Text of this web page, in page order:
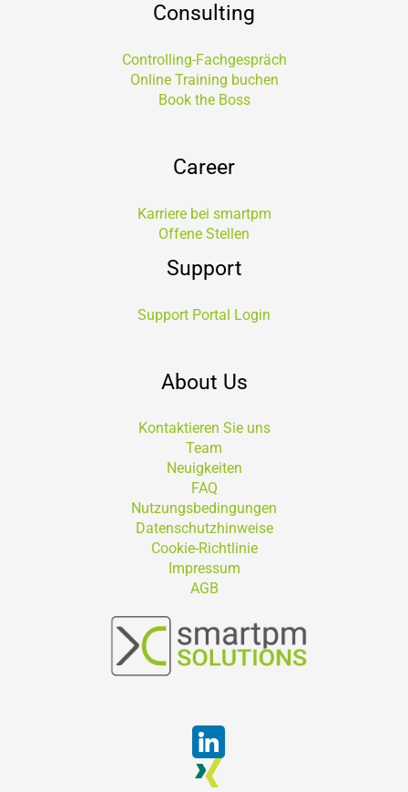
Consulting
Controlling-Fachgespräch
Online Training buchen
Book the Boss
Career
Karriere bei smartpm
Offene Stellen
Support
Support Portal Login
About Us
Kontaktieren Sie uns
Team
Neuigkeiten
FAQ
Nutzungsbedingungen
Datenschutzhinweise
Cookie-Richtlinie
Impressum
AGB
Suchen